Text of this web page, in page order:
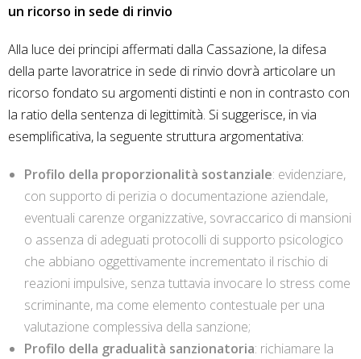
un ricorso in sede di rinvio
Alla luce dei principi affermati dalla Cassazione, la difesa
della parte lavoratrice in sede di rinvio dovrà articolare un
ricorso fondato su argomenti distinti e non in contrasto con
la ratio della sentenza di legittimità. Si suggerisce, in via
esemplificativa, la seguente struttura argomentativa:
Profilo della proporzionalità sostanziale: evidenziare,
con supporto di perizia o documentazione aziendale,
eventuali carenze organizzative, sovraccarico di mansioni
o assenza di adeguati protocolli di supporto psicologico
che abbiano oggettivamente incrementato il rischio di
reazioni impulsive, senza tuttavia invocare lo stress come
scriminante, ma come elemento contestuale per una
valutazione complessiva della sanzione;
Profilo della gradualità sanzionatoria: richiamare la